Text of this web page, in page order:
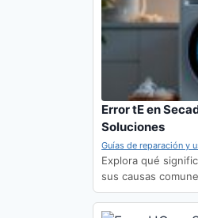
Error tE en
Soluciones
Guías de reparación y
Explora qué
sus causas